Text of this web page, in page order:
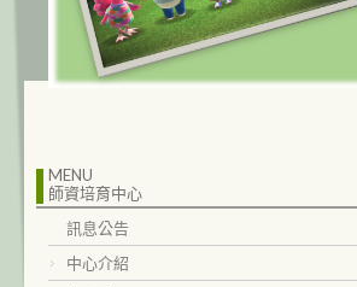
MENU
師資培育中心
訊息公告
中心介紹